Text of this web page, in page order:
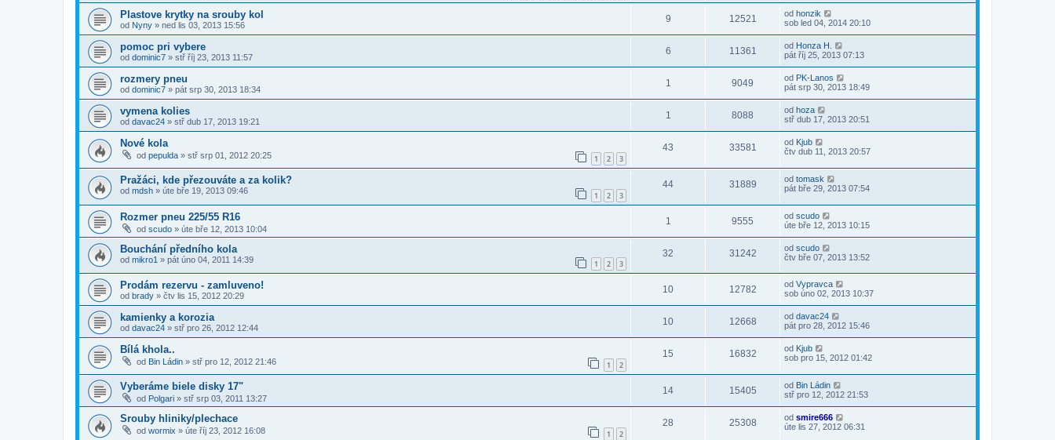
Plastove krytky na srouby kol
od Nyny » ned lis 03, 2013 15:56
9 12521 od honzik
sob led 04, 2014 20:10
pomoc pri vybere
od dominic7 » stř říj 23, 2013 11:57
6 11361 od Honza H.
pát říj 25, 2013 07:13
rozmery pneu
od dominic7 » pát srp 30, 2013 18:34
1 9049 od PK-Lanos
pát srp 30, 2013 18:49
vymena kolies
od davac24 » stř dub 17, 2013 19:21
1 8088 od hoza
stř dub 17, 2013 20:51
Nové kola
od pepulda » stř srp 01, 2012 20:25 1 2 3
43 33581 od Kjub
čtv dub 11, 2013 20:57
Pražáci, kde přezouváte a za kolik?
od mdsh » úte bře 19, 2013 09:46 1 2 3
44 31889 od tomask
pát bře 29, 2013 07:54
Rozmer pneu 225/55 R16
od scudo » úte bře 12, 2013 10:04
1 9555 od scudo
úte bře 12, 2013 10:15
Bouchání předního kola
od mikro1 » pát úno 04, 2011 14:39 1 2 3
32 31242 od scudo
čtv bře 07, 2013 13:52
Prodám rezervu - zamluveno!
od brady » čtv lis 15, 2012 20:29
10 12782 od Vypravca
sob úno 02, 2013 10:37
kamienky a korozia
od davac24 » stř pro 26, 2012 12:44
10 12668 od davac24
pát pro 28, 2012 15:46
Bílá khola..
od Bin Ládin » stř pro 12, 2012 21:46 1 2
15 16832 od Kjub
sob pro 15, 2012 01:42
Vyberáme biele disky 17"
od Polgari » stř srp 03, 2011 13:27
14 15405 od Bin Ládin
stř pro 12, 2012 21:53
Srouby hliniky/plechace
od wormix » úte říj 23, 2012 16:08 1 2
28 25308 od smire666
úte lis 27, 2012 06:31